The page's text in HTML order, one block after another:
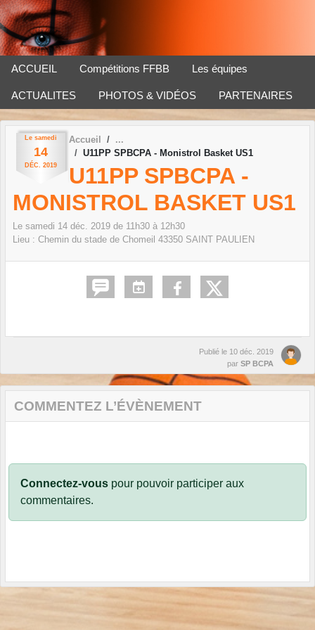
ACCUEIL Compétitions FFBB Les équipes
ACTUALITES PHOTOS & VIDÉOS PARTENAIRES
Le samedi
14
DÉC. 2019
Accueil
U11PP SPBCPA - Monistrol Basket US1
U11PP SPBCPA -
MONISTROL BASKET US1
Le samedi 14 déc. 2019 de 11h30 à 12h30
Lieu : Chemin du stade de Chomeil 43350 SAINT PAULIEN
Publié le 10 déc. 2019
par SP BCPA
COMMENTEZ L’ÉVÈNEMENT
Connectez-vous pour pouvoir participer aux
commentaires.
Panneau de gestion des cookies